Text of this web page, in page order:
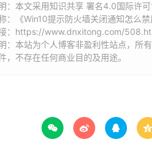
：本文采用知识共享 署名4.0国际许
：《Win10提示防火墙关闭通知怎么禁
： https://www.dnxitong.com/
：本站为个人博客非盈利性站点，所
，不存在任何商业目的及用途。
   